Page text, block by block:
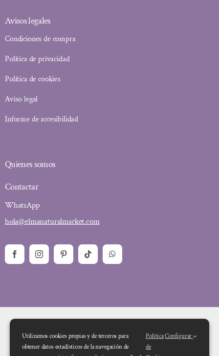
Avisos legales
Condiciones de compra
Política de privacidad
Política de cookies
Aviso legal
Informe de accesibilidad
Quienes somos
Contactar
WhatsApp
hola@elmanaturalmarket.com
Utilizamos cookies propias y de terceros para
obtener datos estadísticos de la navegación de
Política
de
Configurar